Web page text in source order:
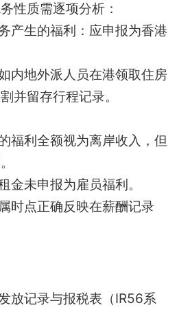
性质需逐项分析：
产生的福利：应申报为香港
内地外派人员在港领取住房
并留存行程记录。
福利全额视为离岸收入，但
金未申报为雇员福利。
时点正确反映在薪酬记录
放记录与报税表（IR56系